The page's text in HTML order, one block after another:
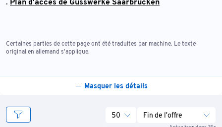
. Plan d'accès de Gusswerke Saarbrücken
Certaines parties de cette page ont été traduites par machine. Le texte
original en allemand s'applique.
Masquer les détails
50 Fin de l'offre